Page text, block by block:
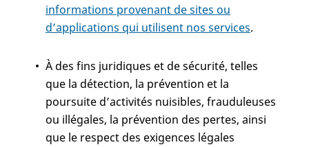
informations provenant de sites ou
d’applications qui utilisent nos services.
À des fins juridiques et de sécurité, telles
que la détection, la prévention et la
poursuite d’activités nuisibles, frauduleuses
ou illégales, la prévention des pertes, ainsi
que le respect des exigences légales